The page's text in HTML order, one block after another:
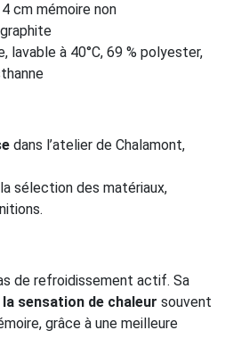
4 cm mémoire non
lavable à 40°C, 69 % polyester,
dans l’atelier de Chalamont,
sélection des matériaux,
de refroidissement actif. Sa
sensation de chaleur souvent
grâce à une meilleure